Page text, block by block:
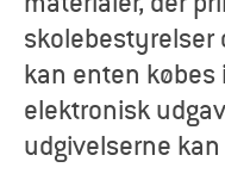
o
g
F
skolebestyrelser
kan enten købes
elektronisk
udgivelserne